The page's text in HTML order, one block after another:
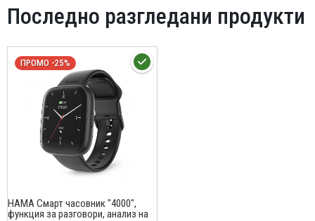
Последно разгледани продукти
ПРОМО -25%
HAMA Смарт часовник "4000",
функция за разговори, анализ на